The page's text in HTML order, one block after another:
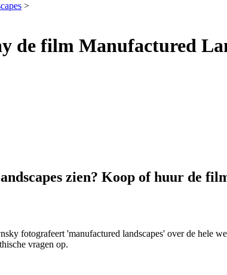
>
de film Manufactured
zien? Koop of huur de
fotografeert 'manufactured landscapes' over de hele
vragen op.